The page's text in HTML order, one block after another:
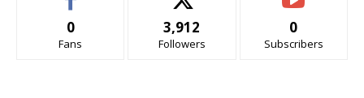
0
Fans
3,912
Followers
0
Subscribers